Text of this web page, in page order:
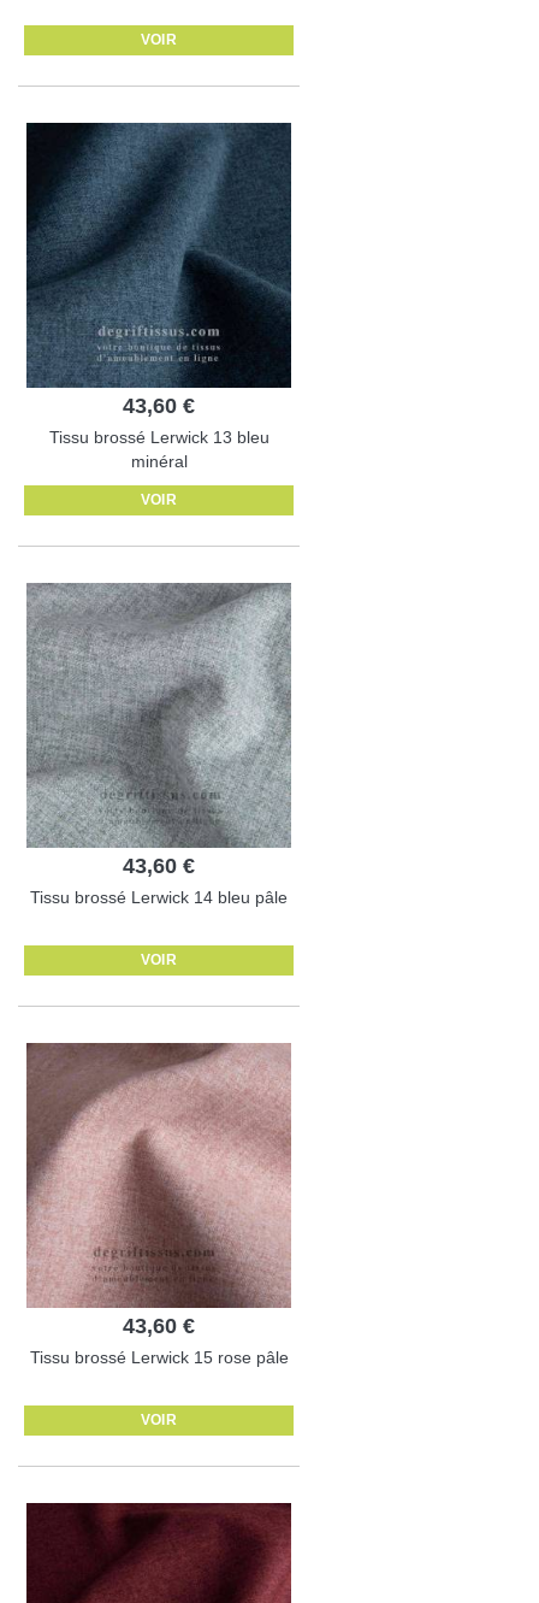
VOIR
43,60 €
Tissu brossé Lerwick 13 bleu
minéral
VOIR
43,60 €
Tissu brossé Lerwick 14 bleu pâle
VOIR
43,60 €
Tissu brossé Lerwick 15 rose pâle
VOIR